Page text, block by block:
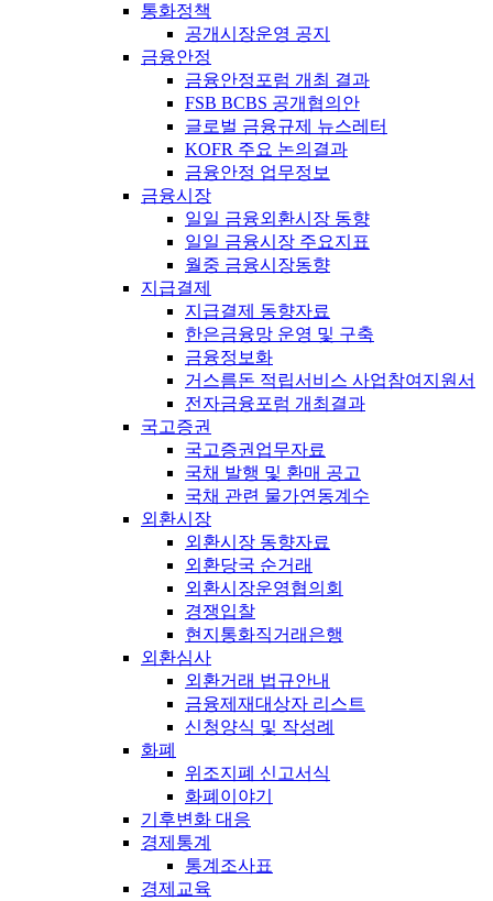
통화정책
공개시장운영 공지
금융안정
금융안정포럼 개최 결과
FSB BCBS 공개협의안
글로벌 금융규제 뉴스레터
KOFR 주요 논의결과
금융안정 업무정보
금융시장
일일 금융외환시장 동향
일일 금융시장 주요지표
월중 금융시장동향
지급결제
지급결제 동향자료
한은금융망 운영 및 구축
금융정보화
거스름돈 적립서비스 사업참여지원서
전자금융포럼 개최결과
국고증권
국고증권업무자료
국채 발행 및 환매 공고
국채 관련 물가연동계수
외환시장
외환시장 동향자료
외환당국 순거래
외환시장운영협의회
경쟁입찰
현지통화직거래은행
외환심사
외환거래 법규안내
금융제재대상자 리스트
신청양식 및 작성례
화폐
위조지폐 신고서식
화폐이야기
기후변화 대응
경제통계
통계조사표
경제교육